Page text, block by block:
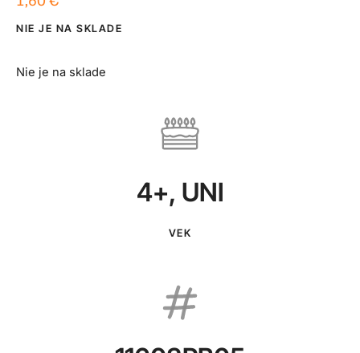
NIE JE NA SKLADE
Nie je na sklade
4+, UNI
VEK